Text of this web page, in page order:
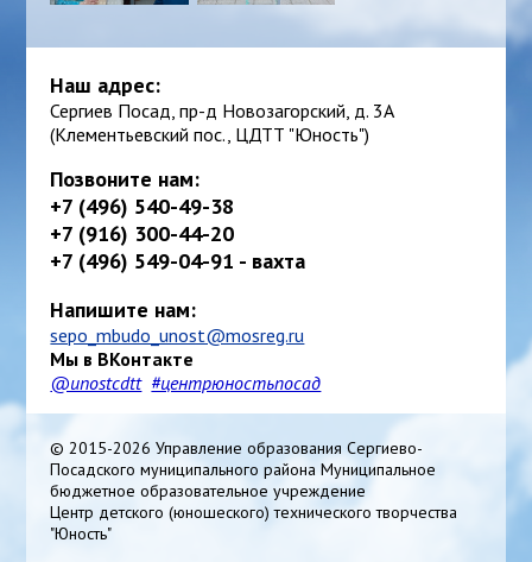
Наш адрес:
Сергиев Посад, пр-д Новозагорский, д. 3А
(Клементьевский пос., ЦДТТ "Юность")
Позвоните нам:
+7 (496) 540-49-38
+7 (916) 300-44-20
+7 (496) 549-04-91 - вахта
Напишите нам:
sepo_mbudo_unost@mosreg.ru
Мы в ВКонтакте
@unostcdtt #центрюностьпосад
© 2015-2026 Управление образования Сергиево-
Посадского муниципального района Муниципальное
бюджетное образовательное учреждение
Центр детского (юношеского) технического творчества
"Юность"